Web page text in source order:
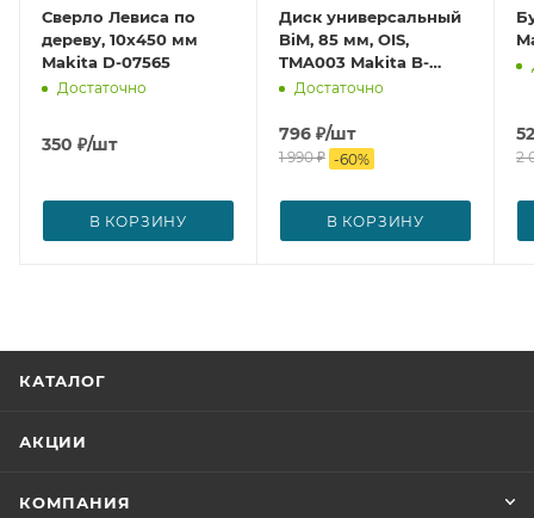
Сверло Левиса по
дереву, 10x450 мм
Makita D-07565
Достаточно
350 ₽/шт
В КОРЗИНУ
Диск универсальный
BiM, 85 мм, OIS,
TMA003 Makita B-
21294
Достаточно
796 ₽/шт
1 990₽ -60%
В КОРЗИНУ
2
КАТАЛОГ
АКЦИИ
КОМПАНИЯ